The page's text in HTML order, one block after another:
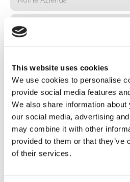
This website uses cookies
We use cookies to personalise
provide social media features
We also share information
our social media, advertising
may combine it with other
provided to them or that they’ve
of their services.